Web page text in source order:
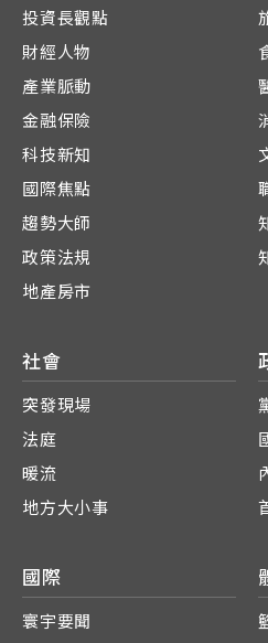
投資長觀點
財經人物
產業脈動
金融保險
科技新知
國際焦點
趨勢大師
政策法規
地產房市
社會
突發現場
法庭
暖流
地方大小事
國際
寰宇要聞